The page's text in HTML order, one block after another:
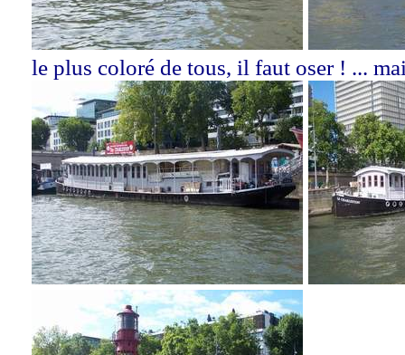
le plus coloré de tous, il faut oser ! ...